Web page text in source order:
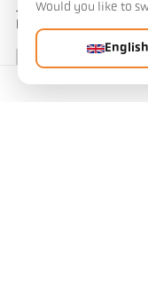
Jämfört med spektrala
Would you like to
English